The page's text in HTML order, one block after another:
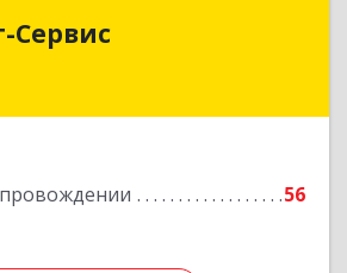
Сервис
56
обл, Шахты г, Советская ул,